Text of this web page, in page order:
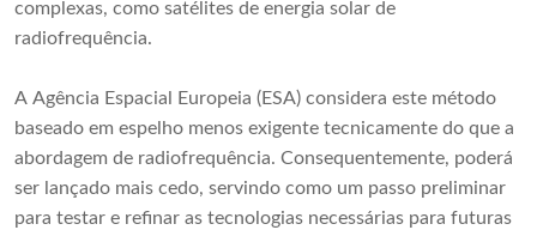
complexas, como satélites de energia solar de
radiofrequência.
A Agência Espacial Europeia (ESA) considera este método
baseado em espelho menos exigente tecnicamente do que a
abordagem de radiofrequência. Consequentemente, poderá
ser lançado mais cedo, servindo como um passo preliminar
para testar e refinar as tecnologias necessárias para futuras